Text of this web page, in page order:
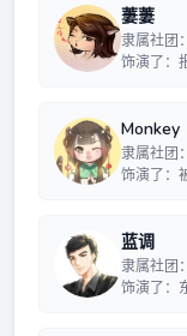
萋萋
隶属社团
饰演了：
Monkey
隶属社团
饰演了：
蓝调
隶属社团
饰演了：